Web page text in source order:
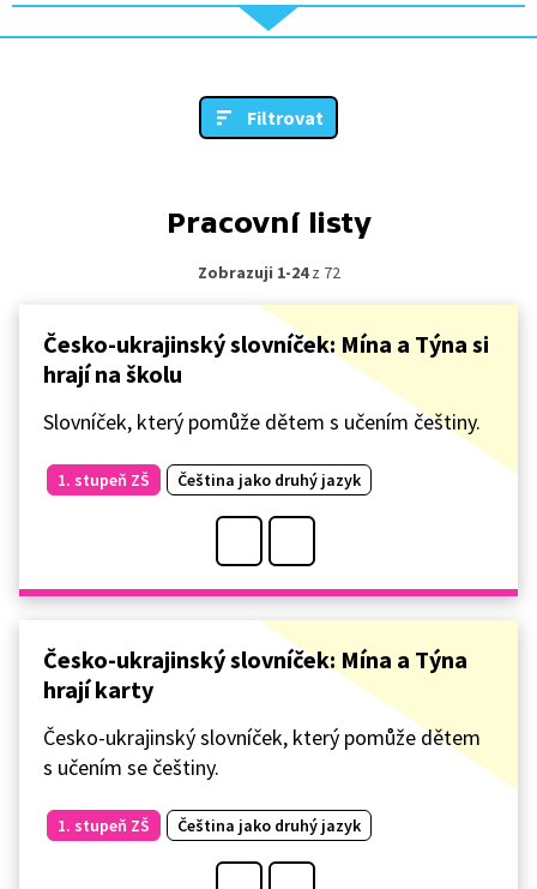
Filtrovat
Pracovní listy
Zobrazuji 1-24z 72
Česko-ukrajinský slovníček: Mína a Týna si
hrají na školu
Slovníček, který pomůže dětem s učením češtiny.
1. stupeň ZŠ Čeština jako druhý jazyk
Česko-ukrajinský slovníček: Mína a Týna
hrají karty
Česko-ukrajinský slovníček, který pomůže dětem
s učením se češtiny.
1. stupeň ZŠ Čeština jako druhý jazyk